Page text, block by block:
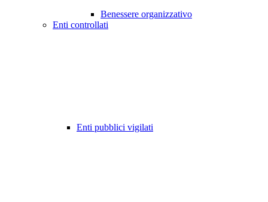
Benessere organizzativo
Enti controllati
Enti pubblici vigilati